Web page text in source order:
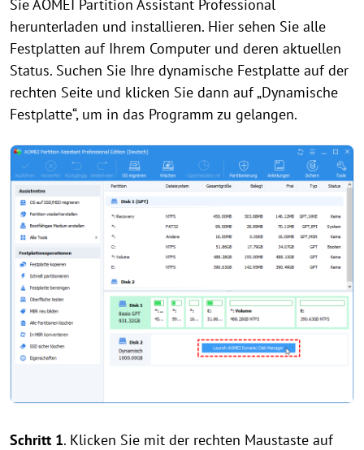
Sie AOMEI Partition Assistant Professional
herunterladen und installieren. Hier sehen Sie alle
Festplatten auf Ihrem Computer und deren aktuellen
Status. Suchen Sie Ihre dynamische Festplatte auf der
rechten Seite und klicken Sie dann auf „Dynamische
Festplatte“, um in das Programm zu gelangen.
Schritt 1. Klicken Sie mit der rechten Maustaste auf